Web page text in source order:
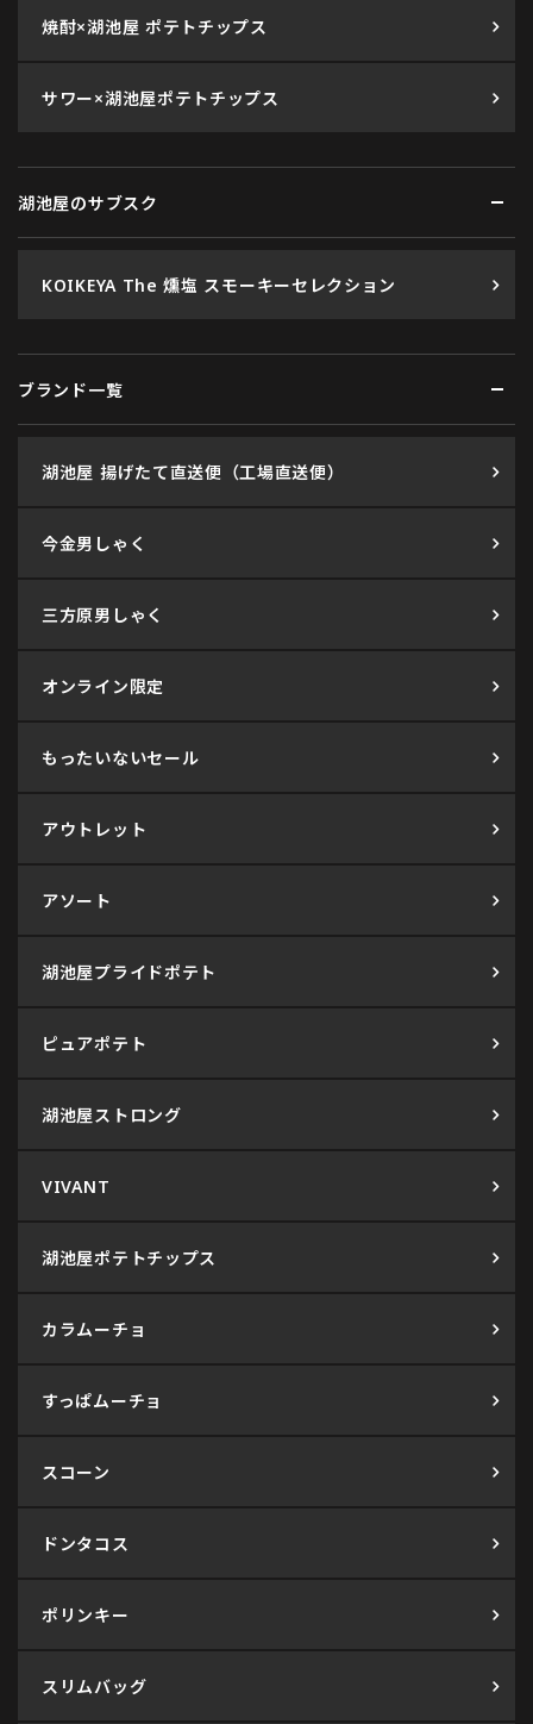
焼酎×湖池屋 ポテトチップス
サワー×湖池屋ポテトチップス
湖池屋のサブスク
KOIKEYA The 燻塩 スモーキーセレクション
ブランド一覧
湖池屋 揚げたて直送便（工場直送便）
今金男しゃく
三方原男しゃく
オンライン限定
もったいないセール
アウトレット
アソート
湖池屋プライドポテト
ピュアポテト
湖池屋ストロング
VIVANT
湖池屋ポテトチップス
カラムーチョ
すっぱムーチョ
スコーン
ドンタコス
ポリンキー
スリムバッグ